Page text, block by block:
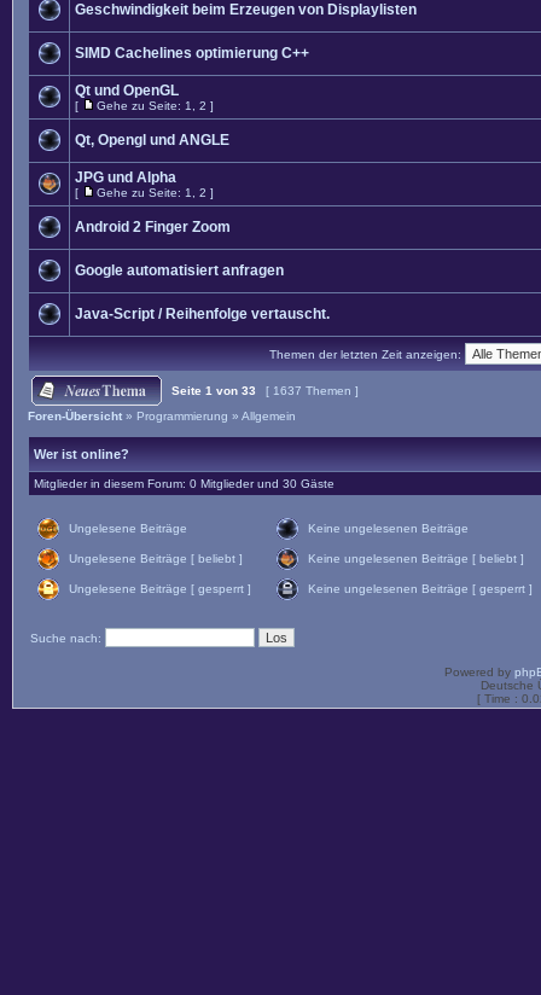
Geschwindigkeit beim Erzeugen von Displaylisten
SIMD Cachelines optimierung C++
Qt und OpenGL
[ Gehe zu Seite: 1 2 ]
Qt, Opengl und ANGLE
JPG und Alpha
[ Gehe zu Seite: 1 2 ]
Android 2 Finger Zoom
Google automatisiert anfragen
Java-Script / Reihenfolge vertauscht.
Themen der letzten Zeit anzeigen:
Seite 1 von 33
[ 1637 Themen ]
Foren-Übersicht » Programmierung » Allgemein
Wer ist online?
Mitglieder in diesem Forum: 0 Mitglieder und 30 Gäste
Ungelesene Beiträge Keine ungelesenen Beiträge
Ungelesene Beiträge [ beliebt ] Keine ungelesenen Beiträge [ beliebt ]
Ungelesene Beiträge [ gesperrt ] Keine ungelesenen Beiträge [ gesperrt ]
Suche nach:
Powered by
Deutsche
[ Time :